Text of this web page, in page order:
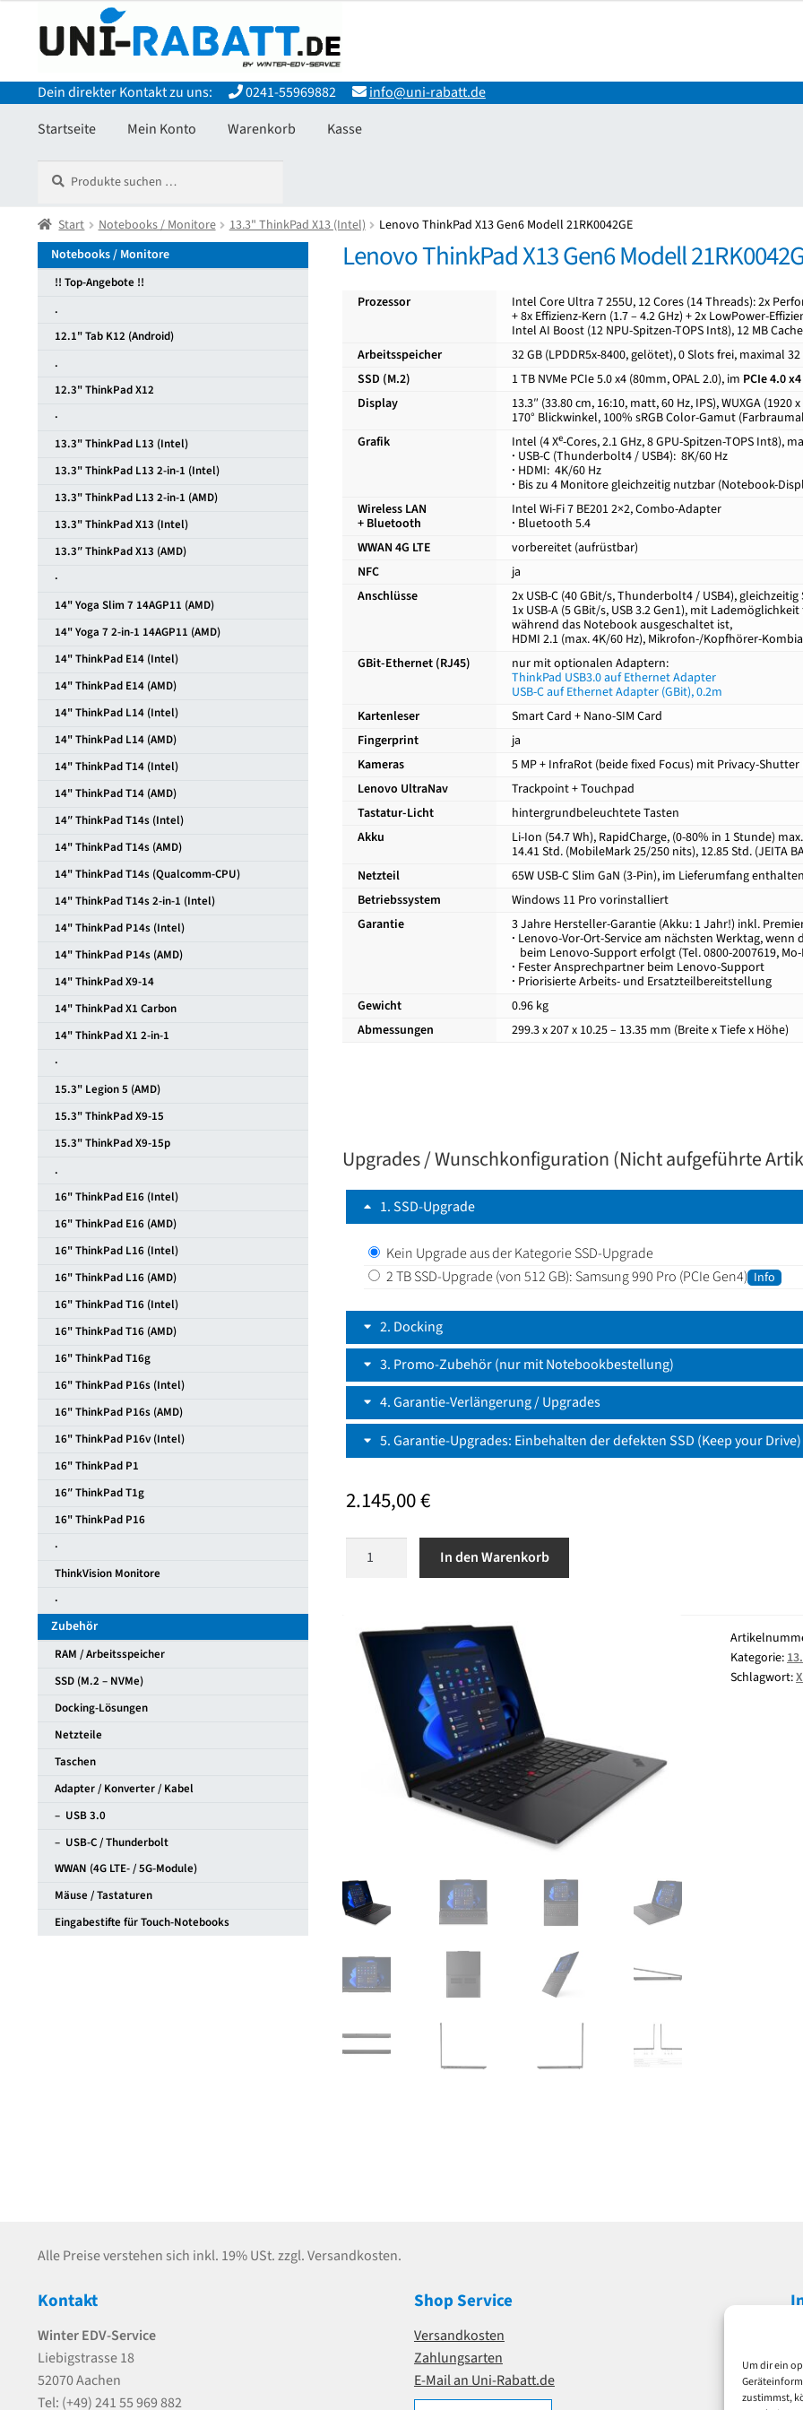
Um dir ein
zustimmst,
Navigation
springen
Inhalt
springen
Dein direkter Kontakt zu uns:
0241-55969882
info@uni-rabatt.de
Startseite
Mein Konto Warenkorb Kasse
Start Allgemeine Geschäftsbedingungen
Widerrufsbelehrung und WiderrufsfomularZahlungsarten
nach:
Start Notebooks / Monitore 13.3" ThinkPad X13 (Intel) Lenovo ThinkPad X13 Gen6 Modell 21RK0042GE
Lenovo ThinkPad X13 Gen6 Modell
Prozessor
Intel Core Ultra 7 255U, 12 Cores (14 Threads): 2x
+ 8x Effizienz-Kern (1.7 – 4.2 GHz) + 2x LowPower-
Intel AI Boost (12 NPU-Spitzen-TOPS Int8), 12 MB
Arbeitsspeicher
32 GB (LPDDR5x-8400, gelötet), 0 Slots frei, maximal 32
SSD (M.2)
1 TB NVMe PCIe 5.0 x4 (80mm, OPAL 2.0), im PCIe 4.0 x4
Display
13.3″ (33.80 cm, 16:10, matt, 60 Hz, IPS), WUXGA
170° Blickwinkel, 100% sRGB Color-Gamut
Grafik
Intel (4 Xe-Cores, 2.1 GHz, 8 GPU-Spitzen-TOPS Int8),
· USB-C (Thunderbolt4 / USB4): 8K/60 Hz
· HDMI: 4K/60 Hz
· Bis zu 4 Monitore gleichzeitig nutzbar (Notebook-
Wireless LAN
+ Bluetooth
Intel Wi-Fi 7 BE201 2×2, Combo-Adapter
· Bluetooth 5.4
WWAN 4G LTE
vorbereitet (aufrüstbar)
NFC
ja
Anschlüsse
2x USB-C (40 GBit/s, Thunderbolt4 / USB4),
1x USB-A (5 GBit/s, USB 3.2 Gen1), mit
während das Notebook ausgeschaltet ist,
HDMI 2.1 (max. 4K/60 Hz), Mikrofon-/Kopfhörer-
GBit-Ethernet (RJ45)
nur mit optionalen Adaptern:
ThinkPad USB3.0 auf Ethernet Adapter
USB-C auf Ethernet Adapter (GBit), 0.2m
Kartenleser
Smart Card + Nano-SIM Card
Fingerprint
ja
Kameras
5 MP + InfraRot (beide fixed Focus) mit Privacy-
Lenovo UltraNav
Trackpoint + Touchpad
Tastatur-Licht
hintergrundbeleuchtete Tasten
Akku
Li-Ion (54.7 Wh), RapidCharge, (0-80% in 1 Stunde)
14.41 Std. (MobileMark 25/250 nits), 12.85 Std. (JEITA
Netzteil
65W USB-C Slim GaN (3-Pin), im Lieferumfang enthalten
Betriebssystem
Windows 11 Pro vorinstalliert
Garantie
3 Jahre Hersteller-Garantie (Akku: 1 Jahr!) inkl.
· Lenovo-Vor-Ort-Service am nächsten Werktag,
beim Lenovo-Support erfolgt (Tel. 0800-2007619, Mo-
· Fester Ansprechpartner beim Lenovo-Support
· Priorisierte Arbeits- und Ersatzteilbereitstellung
Gewicht
0.96 kg
Abmessungen
299.3 x 207 x 10.25 – 13.35 mm (Breite x Tiefe x Höhe)
Upgrades / Wunschkonfiguration (Nicht aufgeführte
1 SSD-Upgrade
Kein Upgrade aus der Kategorie SSD-Upgrade
2 TB SSD-Upgrade (von 512 GB): Samsung 990 Pro (PCIe Gen4) Info
2 Docking
3 Promo-Zubehör (nur mit Notebookbestellung)
4 Garantie-Verlängerung / Upgrades
5 Garantie-Upgrades: Einbehalten der defekten SSD (Keep your Drive)
2.145,00€
Lenovo
Modell
21RK0042GE
Menge
In den Warenkorb
Kategorie:
Schlagwort:
Notebooks / Monitore
!! Top-Angebote !!
.
12.1" Tab K12 (Android)
.
12.3" ThinkPad X12
·
13.3" ThinkPad L13 (Intel)
13.3" ThinkPad L13 2-in-1 (Intel)
13.3" ThinkPad L13 2-in-1 (AMD)
13.3" ThinkPad X13 (Intel)
13.3″ ThinkPad X13 (AMD)
·
14" Yoga Slim 7 14AGP11 (AMD)
14" Yoga 7 2-in-1 14AGP11 (AMD)
14" ThinkPad E14 (Intel)
14" ThinkPad E14 (AMD)
14" ThinkPad L14 (Intel)
14" ThinkPad L14 (AMD)
14" ThinkPad T14 (Intel)
14" ThinkPad T14 (AMD)
14″ ThinkPad T14s (Intel)
14" ThinkPad T14s (AMD)
14" ThinkPad T14s (Qualcomm-CPU)
14" ThinkPad T14s 2-in-1 (Intel)
14" ThinkPad P14s (Intel)
14" ThinkPad P14s (AMD)
14" ThinkPad X9-14
14" ThinkPad X1 Carbon
14" ThinkPad X1 2-in-1
·
15.3" Legion 5 (AMD)
15.3" ThinkPad X9-15
15.3" ThinkPad X9-15p
.
16" ThinkPad E16 (Intel)
16" ThinkPad E16 (AMD)
16" ThinkPad L16 (Intel)
16" ThinkPad L16 (AMD)
16" ThinkPad T16 (Intel)
16" ThinkPad T16 (AMD)
16" ThinkPad T16g
16" ThinkPad P16s (Intel)
16" ThinkPad P16s (AMD)
16" ThinkPad P16v (Intel)
16" ThinkPad P1
16″ ThinkPad T1g
16" ThinkPad P16
·
ThinkVision Monitore
·
Zubehör
RAM / Arbeitsspeicher
SSD (M.2 – NVMe)
Docking-Lösungen
Netzteile
Taschen
Adapter / Konverter / Kabel
– USB 3.0
– USB-C / Thunderbolt
WWAN (4G LTE- / 5G-Module)
Mäuse / Tastaturen
Eingabestifte für Touch-Notebooks
Alle Preise verstehen sich inkl. 19% USt. zzgl. Versandkosten.
Kontakt
Winter EDV-Service
Liebigstrasse 18
52070 Aachen
Tel: (+49) 241 55 969 882
Shop Service
Versandkosten
Zahlungsarten
E-Mail an Uni-Rabatt.de